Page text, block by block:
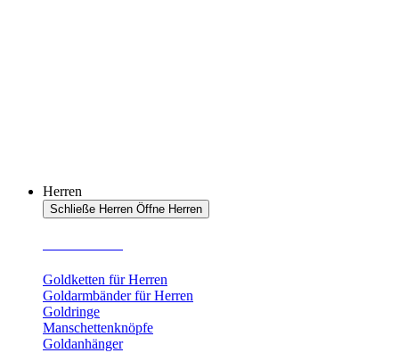
Herren
Schließe Herren Öffne Herren
Goldketten für Herren
Goldarmbänder für Herren
Goldringe
Manschettenknöpfe
Goldanhänger